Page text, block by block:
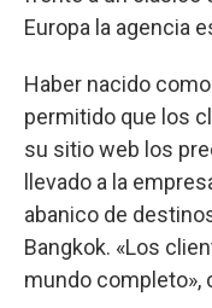
Europa la agencia
Haber nacido
permitido que los
su sitio web los
llevado a la
abanico de
Bangkok. «Los
mundo completo»,